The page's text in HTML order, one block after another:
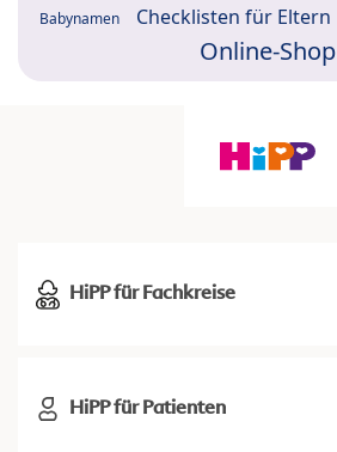
Babynamen Checklisten für Eltern
Online-Shop
HiPP für Fachkreise
HiPP für Patienten